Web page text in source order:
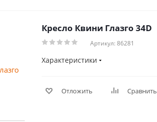
Кресло Квини Глазго 34D
Артикул: 86281
Характеристики
Отложить Сравнить